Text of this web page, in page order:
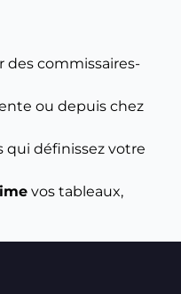
des commissaires-
ou depuis chez
qui définissez votre
vos tableaux,